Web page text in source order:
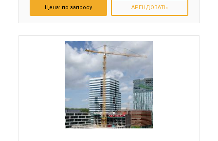
Цена: по запросу АРЕНДОВАТЬ